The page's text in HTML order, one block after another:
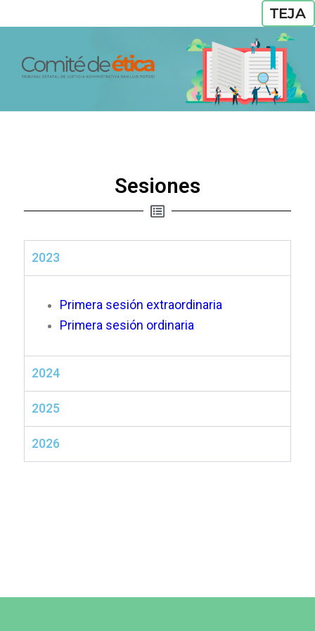
TEJA
Sesiones
2023
Primera sesión extraordinaria
Primera sesión ordinaria
2024
2025
2026